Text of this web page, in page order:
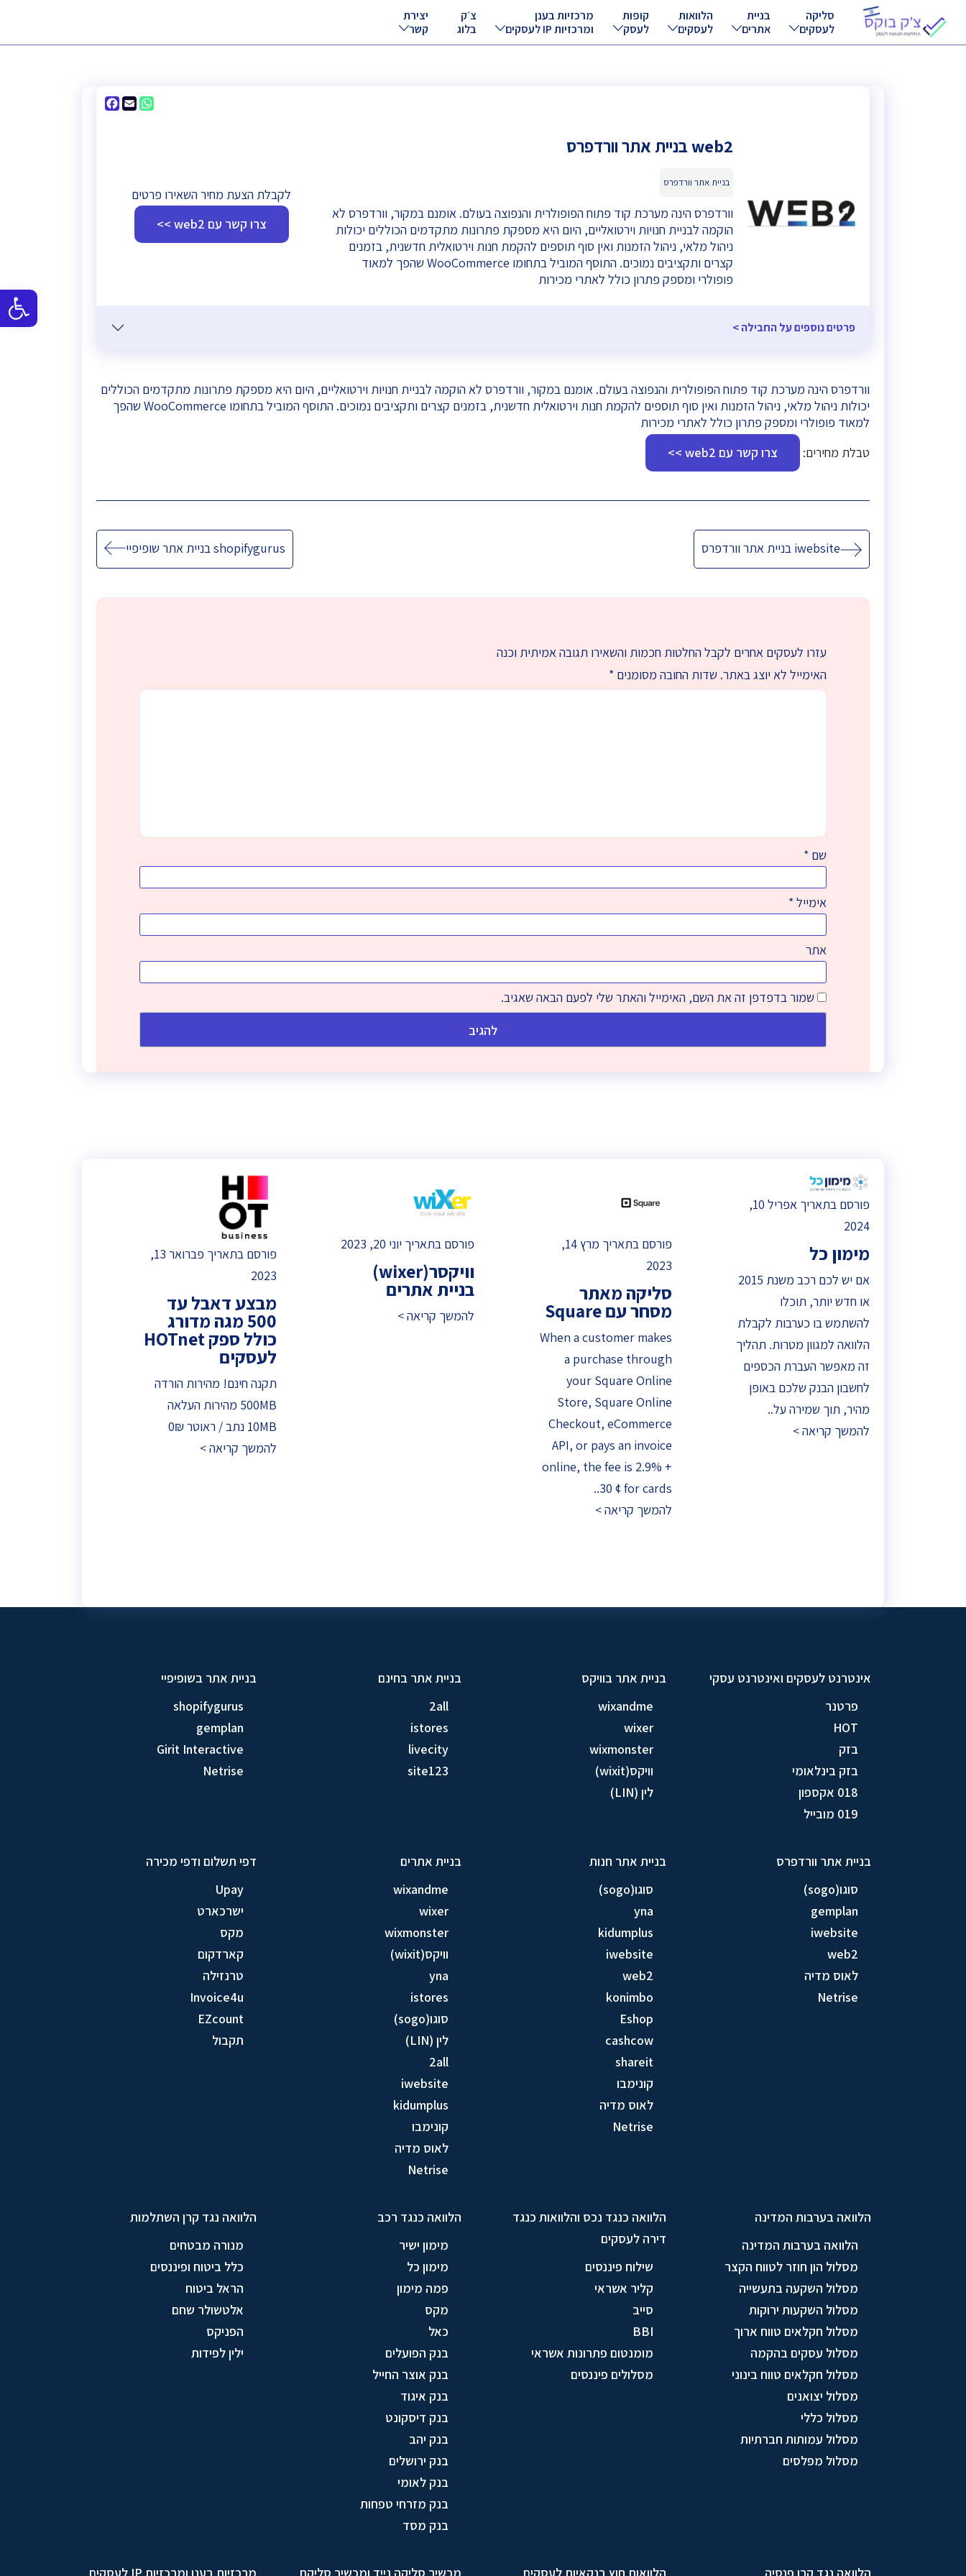
פתח
סרגל
סליקה
לעסקים
בניית
אתרים
הלוואות
לעסקים
קופות
לעסק
מרכזיות בענן
ומרכזיות IP לעסקים
צ׳ק
בלוג
יצירת
קשר
FacebookEmail
WhatsApp
web2 בניית אתר וורדפרס
בניית אתר וורדפרס
וורדפרס הינה מערכת קוד פתוח הפופולרית והנפוצה בעולם. אומנם במקור, וורדפרס לא
הוקמה לבניית חנויות וירטואליים, היום היא מספקת פתרונות מתקדמים הכוללים יכולות
ניהול מלאי, ניהול הזמנות ואין סוף תוספים להקמת חנות וירטואלית חדשנית, בזמנים
קצרים ותקציבים נמוכים. התוסף המוביל בתחומו WooCommerce שהפך למאוד
פופולרי ומספק פתרון כולל לאתרי מכירות
לקבלת הצעת מחיר השאירו פרטים
צרו קשר עם web2 >>
פרטים נוספים על החבילה >
וורדפרס הינה מערכת קוד פתוח הפופולרית והנפוצה בעולם. אומנם במקור, וורדפרס לא הוקמה לבניית חנויות וירטואליים, היום היא מספקת פתרונות מתקדמים הכוללים
יכולות ניהול מלאי, ניהול הזמנות ואין סוף תוספים להקמת חנות וירטואלית חדשנית, בזמנים קצרים ותקציבים נמוכים. התוסף המוביל בתחומו WooCommerce שהפך
למאוד פופולרי ומספק פתרון כולל לאתרי מכירות
טבלת מחירים:
צרו קשר עם web2 >>
ניווטiwebsite בניית אתר וורדפרס shopifygurus בניית אתר שופיפיי
עזרו לעסקים אחרים לקבל החלטות חכמות והשאירו תגובה אמיתית וכנה
האימייל לא יוצג באתר. שדות החובה מסומנים *
שם *
אימייל *
אתר
שמור בדפדפן זה את השם, האימייל והאתר שלי לפעם הבאה שאגיב.
פורסם בתאריך אפריל 10,
2024
מימון כל
אם יש לכם רכב משנת 2015
או חדש יותר, תוכלו
להשתמש בו כערבות לקבלת
הלוואה למגוון מטרות. תהליך
זה מאפשר העברת הכספים
לחשבון הבנק שלכם באופן
מהיר, תוך שמירה על..
להמשך קריאה >
פורסם בתאריך מרץ 14,
2023
סליקה מאתר
מסחר עם Square
When a customer makes
a purchase through
your Square Online
Store, Square Online
Checkout, eCommerce
API, or pays an invoice
online, the fee is 2.9% +
30 ¢ for cards..
להמשך קריאה >
פורסם בתאריך יוני 20, 2023
וויקסר(wixer)
בניית אתרים
להמשך קריאה >
פורסם בתאריך פברואר 13,
2023
מבצע דאבל עד
500 מגה מדורג
כולל ספק HOTnet
לעסקים
תקנה חינם! מהירות הורדה
500MB מהירות העלאה
10MB נתב / ראוטר 0₪
להמשך קריאה >
אינטרנט לעסקים ואינטרנט עסקי
פרטנר
HOT
בזק
בזק בינלאומי
018 אקספון
019 מובייל
בניית אתר בוויקס
wixandme
wixer
wixmonster
וויקס(wixit)
לין (LIN)
בניית אתר בחינם
2all
istores
livecity
site123
בניית אתר בשופיפיי
shopifygurus
gemplan
Girit Interactive
Netrise
בניית אתר וורדפרס
סוגו(sogo)
gemplan
iwebsite
web2
לאוס מדיה
Netrise
בניית אתר חנות
סוגו(sogo)
yna
kidumplus
iwebsite
web2
konimbo
Eshop
cashcow
shareit
קונימבו
לאוס מדיה
Netrise
בניית אתרים
wixandme
wixer
wixmonster
וויקס(wixit)
yna
istores
סוגו(sogo)
לין (LIN)
2all
iwebsite
kidumplus
קונימבו
לאוס מדיה
Netrise
דפי תשלום ודפי מכירה
Upay
ישרכארט
מקס
קארדקום
טרנזילה
Invoice4u
EZcount
תקבול
הלוואה בערבות המדינה
הלוואה בערבות המדינה
מסלול הון חוזר לטווח הקצר
מסלול השקעה בתעשייה
מסלול השקעות ירוקות
מסלול חקלאים טווח ארוך
מסלול עסקים בהקמה
מסלול חקלאים טווח בינוני
מסלול יצואנים
מסלול כללי
מסלול עמותות חברתיות
מסלול מפלסים
הלוואה כנגד נכס והלוואות כנגד
דירה לעסקים
שילוח פיננסים
קליר אשראי
סייב
BBI
מומנטום פתרונות אשראי
מסלולים פיננסים
הלוואה כנגד רכב
מימון ישיר
מימון כל
פמה מימון
מקס
כאל
בנק הפועלים
בנק אוצר החייל
בנק איגוד
בנק דיסקונט
בנק יהב
בנק ירושלים
בנק לאומי
בנק מזרחי טפחות
בנק מסד
הלוואה נגד קרן השתלמות
מנורה מבטחים
כלל ביטוח ופיננסים
הראל ביטוח
אלטשולר שחם
הפניקס
ילין לפידות